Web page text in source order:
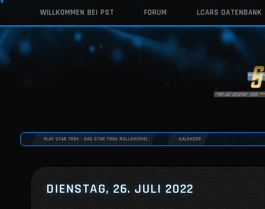
WILLKOMMEN BEI PST FORUM LCARS DATENBANK
PLAY STAR TREK - DAS STAR TREK ROLLENSPIEL KALENDER
DIENSTAG, 26. JULI 2022